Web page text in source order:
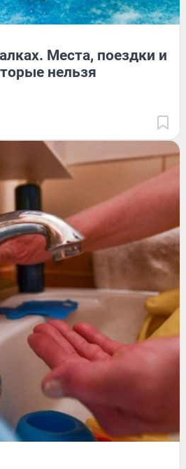
Места, поездки и
нельзя